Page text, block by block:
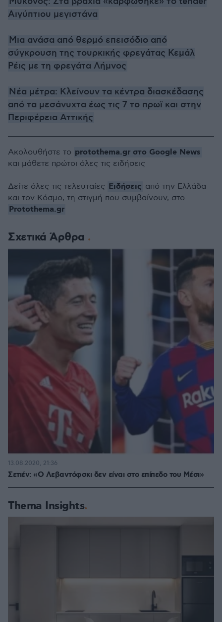
Αιγύπτιου μεγιστάνα
Μια ανάσα από θερμό επεισόδιο από
σύγκρουση της τουρκικής φρεγάτας Κεμάλ
Ρέις με τη φρεγάτα Λήμνος
Νέα μέτρα: Κλείνουν τα κέντρα διασκέδασης
από τα μεσάνυχτα έως τις 7 το πρωϊ και στην
Περιφέρεια Αττικής
Σχετικά Άρθρα
Σετιέν: «Ο Λεβαντόφσκι δεν είναι στο επίπεδο του Μέσι»
13.08.2020, 21:36
Thema Insights
Ακολουθήστε το protothema.gr στο Google News
και μάθετε πρώτοι όλες τις ειδήσεις
Δείτε όλες τις τελευταίες Ειδήσεις από την Ελλάδα
και τον Κόσμο, τη στιγμή που συμβαίνουν, στο
Protothema.gr